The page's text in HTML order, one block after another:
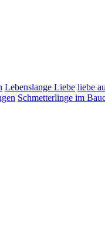
Lebenslange Liebe liebe
Schmetterlinge im